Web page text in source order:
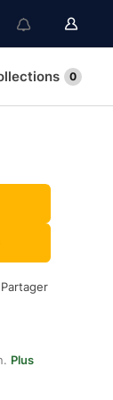
0
Partager
Plus